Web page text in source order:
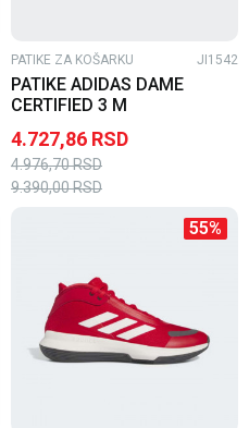
PATIKE ZA KOŠARKU JI1542
PATIKE ADIDAS DAME
CERTIFIED 3 M
4.727,86 RSD
4.976,70RSD
9.390,00RSD
55%